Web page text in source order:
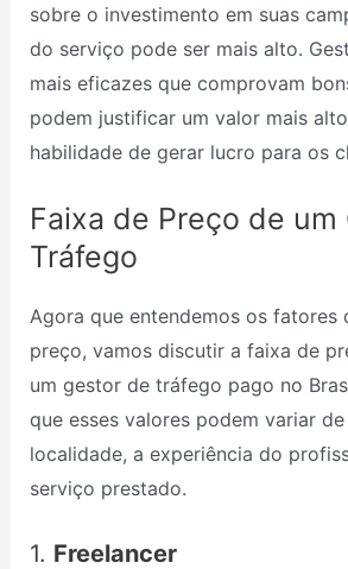
sobre o investimento em suas
do serviço pode ser mais alto.
mais eficazes que comprovam
podem justificar um valor mais
habilidade de gerar lucro para os
Faixa de Preço de um
Tráfego
Agora que entendemos os fatores
preço, vamos discutir a faixa de
um gestor de tráfego pago no
que esses valores podem variar
localidade, a experiência do
serviço prestado.
1. Freelancer